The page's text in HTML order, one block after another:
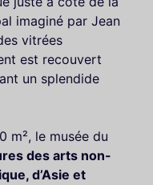
imaginé par Jean
vitrées
est recouvert
un splendide
m², le musée du
des arts non-
d’Asie et